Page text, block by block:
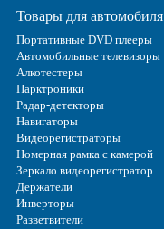
Товары для автомобиля
Портативные DVD плееры
Автомобильные телевизоры
Алкотестеры
Парктроники
Радар-детекторы
Навигаторы
Видеорегистраторы
Номерная рамка с камерой
Зеркало видеорегистратор
Держатели
Инверторы
Разветвители